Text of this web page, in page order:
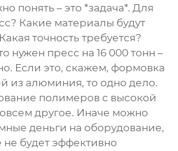
понять – это *задача*. Для
Какие материалы будут
точность требуется?
нужен пресс на 16 000 тонн –
Если это, скажем, формовка
из алюминия, то одно дело.
полимеров с высокой
другое. Иначе можно
деньги на оборудование,
не будет эффективно